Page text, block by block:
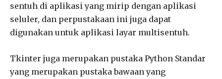
sentuh di aplikasi yang mirip dengan aplikasi
seluler, dan perpustakaan ini juga dapat
digunakan untuk aplikasi layar multisentuh.
Tkinter juga merupakan pustaka Python Standar
yang merupakan pustaka bawaan yang